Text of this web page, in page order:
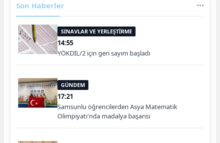
Son Haberler
SINAVLAR VE YERLEŞTİRME
14:55
YÖKDİL/2 için geri sayım başladı
GÜNDEM
17:21
Samsunlu öğrencilerden Asya Matematik
Olimpiyatı'nda madalya başarısı